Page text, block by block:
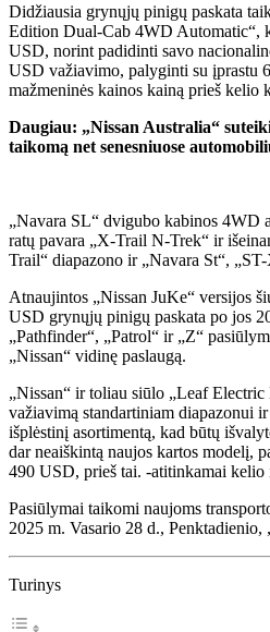
Didžiausia grynųjų pinigų paskata
Edition Dual-Cab 4WD Automatic“,
USD, norint padidinti savo
USD važiavimo, palyginti su įprastu
mažmeninės kainos kainą prieš kelio
Daugiau: „Nissan Australia“
taikomą net senesniuose
„Navara SL“ dvigubo kabinos 4WD
ratų pavara „X-Trail N-Trek“ ir
Trail“ diapazono ir „Navara St“,
Atnaujintos „Nissan JuKe“ versijos
USD grynųjų pinigų paskata po jos
„Pathfinder“, „Patrol“ ir „Z“
„Nissan“ vidinę paslaugą.
„Nissan“ ir toliau siūlo „Leaf
važiavimą standartiniam diapazonui
išplėstinį asortimentą, kad būtų
dar neaiškintą naujos kartos modelį,
490 USD, prieš tai. -atitinkamai kelio
Pasiūlymai taikomi naujoms
2025 m. Vasario 28 d., Penktadienio,
Turinys